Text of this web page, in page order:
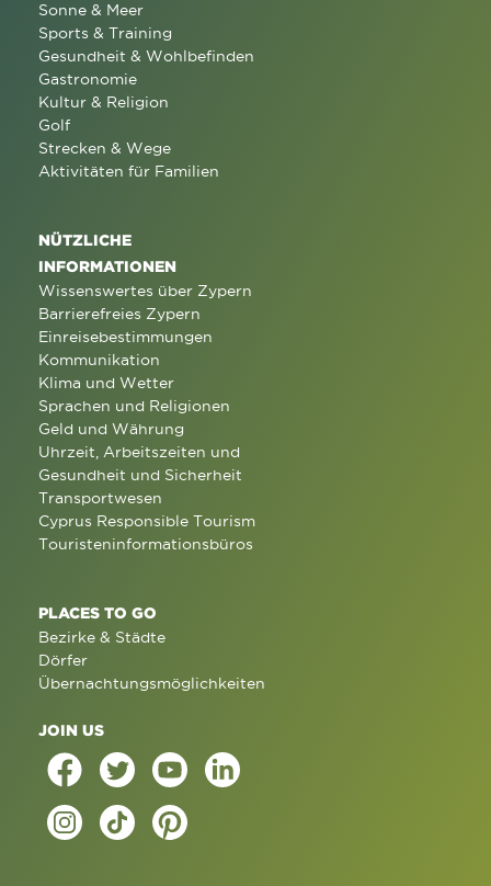
Sonne & Meer
Sports & Training
Gesundheit & Wohlbefinden
Gastronomie
Kultur & Religion
Golf
Strecken & Wege
Aktivitäten für Familien
NÜTZLICHE
INFORMATIONEN
Wissenswertes über Zypern
Barrierefreies Zypern
Einreisebestimmungen
Kommunikation
Klima und Wetter
Sprachen und Religionen
Geld und Währung
Uhrzeit, Arbeitszeiten und
Gesundheit und Sicherheit
Transportwesen
Cyprus Responsible Tourism
Touristeninformationsbüros
PLACES TO GO
Bezirke & Städte
Dörfer
Übernachtungsmöglichkeiten
JOIN US